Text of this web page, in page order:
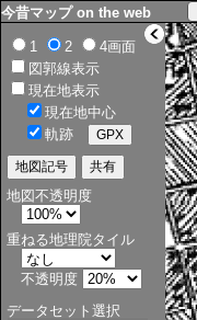
>
今昔マップ on the web
1 2
4画面
図郭線表示
現在地表示
現在地中心
軌跡
地図不透明度
重ねる地理院タイル
不透明度
データセット選択